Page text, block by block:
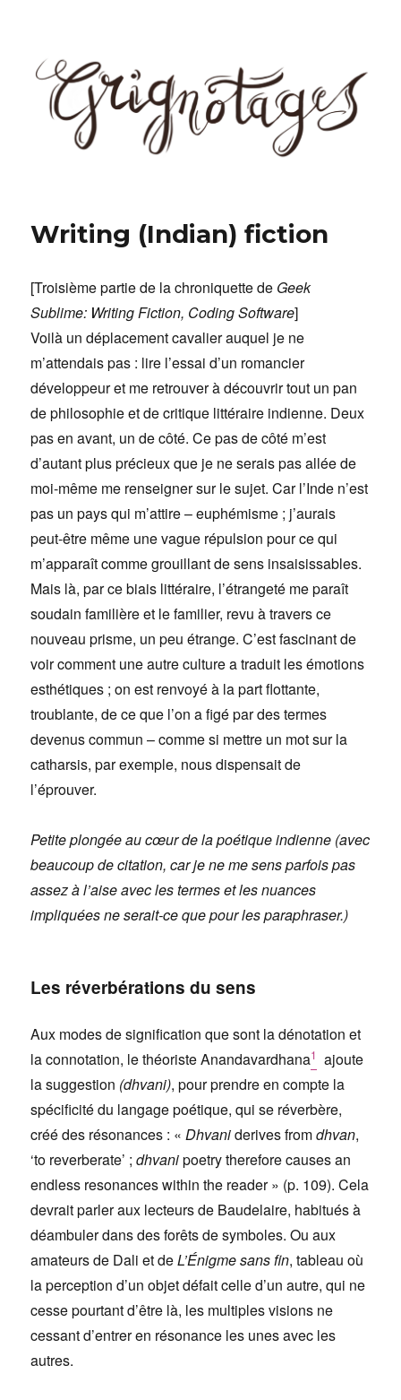
Writing (Indian) fiction
[Troisième partie de la chroniquette de Geek
Sublime: Writing Fiction, Coding Software]
Voilà un déplacement cavalier auquel je ne
m’attendais pas : lire l’essai d’un romancier
développeur et me retrouver à découvrir tout un pan
de philosophie et de critique littéraire indienne. Deux
pas en avant, un de côté. Ce pas de côté m’est
d’autant plus précieux que je ne serais pas allée de
moi-même me renseigner sur le sujet. Car l’Inde n’est
pas un pays qui m’attire – euphémisme ; j’aurais
peut-être même une vague répulsion pour ce qui
m’apparaît comme grouillant de sens insaisissables.
Mais là, par ce biais littéraire, l’étrangeté me paraît
soudain familière et le familier, revu à travers ce
nouveau prisme, un peu étrange. C’est fascinant de
voir comment une autre culture a traduit les émotions
esthétiques ; on est renvoyé à la part flottante,
troublante, de ce que l’on a figé par des termes
devenus commun – comme si mettre un mot sur la
catharsis, par exemple, nous dispensait de
l’éprouver.
Petite plongée au cœur de la poétique indienne (avec
beaucoup de citation, car je ne me sens parfois pas
assez à l’aise avec les termes et les nuances
impliquées ne serait-ce que pour les paraphraser.)
Les réverbérations du sens
Aux modes de signification que sont la dénotation et
la connotation, le théoriste Anandavardhana1 ajoute
la suggestion (dhvani), pour prendre en compte la
spécificité du langage poétique, qui se réverbère,
créé des résonances : « Dhvaniderives fromdhvan,
‘to reverberate’ ;dhvanipoetry therefore causes an
endless resonances within the reader » (p. 109). Cela
devrait parler aux lecteurs de Baudelaire, habitués à
déambuler dans des forêts de symboles. Ou aux
amateurs de Dali et deL’Énigme sans fin, tableau où
la perception d’un objet défait celle d’un autre, qui ne
cesse pourtant d’être là, les multiples visions ne
cessant d’entrer en résonance les unes avec les
autres.